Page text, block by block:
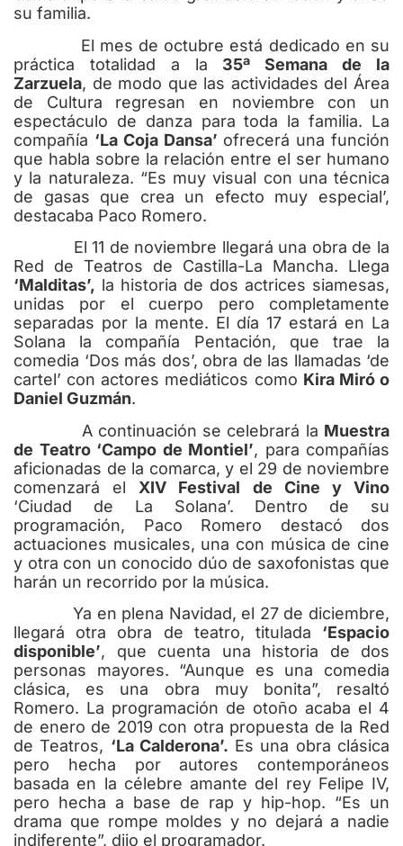
su familia.
El mes de octubre está dedicado en su
práctica totalidad a la 35ª Semana de la
Zarzuela, de modo que las actividades del Área
de Cultura regresan en noviembre con un
espectáculo de danza para toda la familia. La
compañía ‘La Coja Dansa’ ofrecerá una función
que habla sobre la relación entre el ser humano
y la naturaleza. “Es muy visual con una técnica
de gasas que crea un efecto muy especial’,
destacaba Paco Romero.
El 11 de noviembre llegará una obra de la
Red de Teatros de Castilla-La Mancha. Llega
‘Malditas’, la historia de dos actrices siamesas,
unidas por el cuerpo pero completamente
separadas por la mente. El día 17 estará en La
Solana la compañía Pentación, que trae la
comedia ‘Dos más dos’, obra de las llamadas ‘de
cartel’ con actores mediáticos como Kira Miró o
Daniel Guzmán.
A continuación se celebrará la Muestra
de Teatro ‘Campo de Montiel’, para compañías
aficionadas de la comarca, y el 29 de noviembre
comenzará el XIV Festival de Cine y Vino
‘Ciudad de La Solana’. Dentro de su
programación, Paco Romero destacó dos
actuaciones musicales, una con música de cine
y otra con un conocido dúo de saxofonistas que
harán un recorrido por la música.
Ya en plena Navidad, el 27 de diciembre,
llegará otra obra de teatro, titulada ‘Espacio
disponible’, que cuenta una historia de dos
personas mayores. “Aunque es una comedia
clásica, es una obra muy bonita”, resaltó
Romero. La programación de otoño acaba el 4
de enero de 2019 con otra propuesta de la Red
de Teatros, ‘La Calderona’. Es una obra clásica
pero hecha por autores contemporáneos
basada en la célebre amante del rey Felipe IV,
pero hecha a base de rap y hip-hop. “Es un
drama que rompe moldes y no dejará a nadie
indiferente”, dijo el programador.